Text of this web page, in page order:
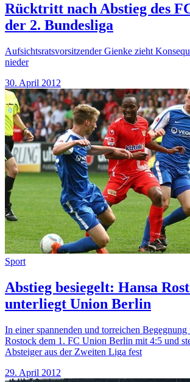
Rücktritt nach Abstieg des
der 2. Bundesliga
Aufsichtsratsvorsitzender Gienke zieht
nieder
30. April 2012
Sport
Abstieg besiegelt: Hansa
unterliegt Union Berlin
In einer spannenden und torreichen Begegnung
Rostock dem 1. FC Union Berlin mit 4:5 und
Absteiger aus der Zweiten Liga fest
29. April 2012